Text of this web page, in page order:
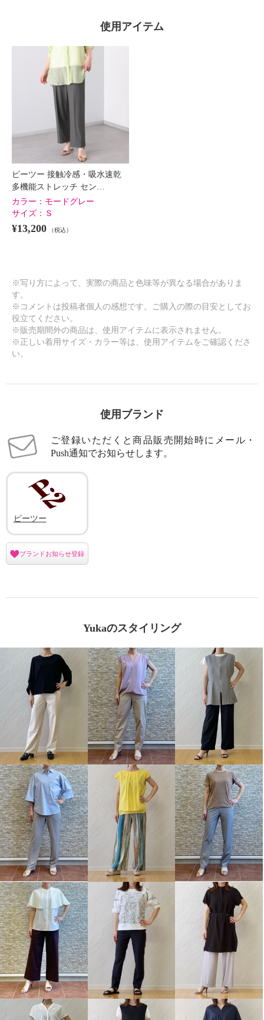
使用アイテム
ピーツー 接触冷感・吸水速乾
多機能ストレッチ セン…
カラー： モードグレー
サイズ： Ｓ
¥13,200 （税込）
※写り方によって、実際の商品と色味等が異なる場合がありま
す。
※コメントは投稿者個人の感想です。ご購入の際の目安としてお
役立てください。
※販売期間外の商品は、使用アイテムに表示されません。
※正しい着用サイズ・カラー等は、使用アイテムをご確認くださ
い。
使用ブランド
ご登録いただくと商品販売開始時にメール・
Push通知でお知らせします。
ピーツー
ブランドお知らせ登録
Yukaのスタイリング